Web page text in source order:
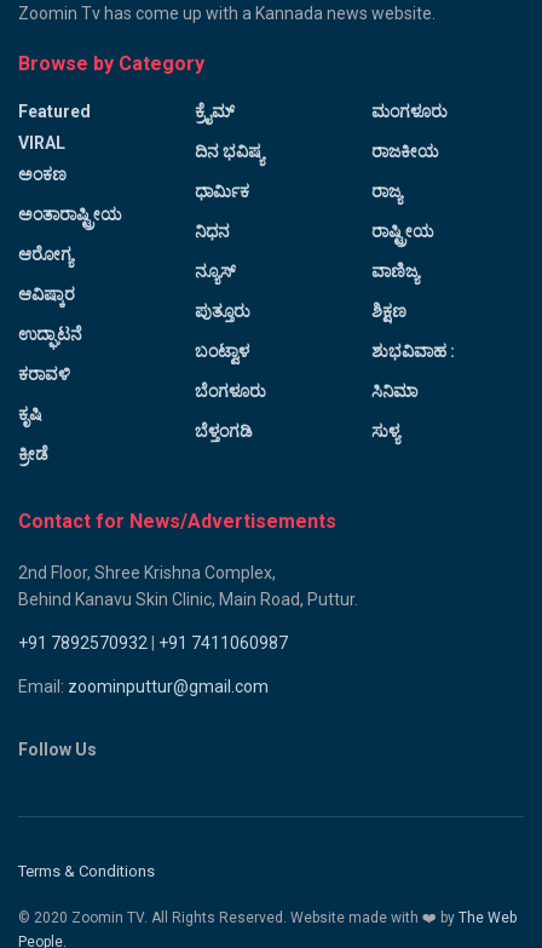
Zoomin Tv has come up with a Kannada news website.
Browse by Category
Featured
VIRAL
ಅಂಕಣ
ಅಂತಾರಾಷ್ಟ್ರೀಯ
ಆರೋಗ್ಯ
ಆವಿಷ್ಕಾರ
ಉದ್ಘಾಟನೆ
ಕರಾವಳಿ
ಕೃಷಿ
ಕ್ರೀಡೆ
ಕ್ರೈಮ್
ದಿನ ಭವಿಷ್ಯ
ಧಾರ್ಮಿಕ
ನಿಧನ
ನ್ಯೂಸ್
ಪುತ್ತೂರು
ಬಂಟ್ವಾಳ
ಬೆಂಗಳೂರು
ಬೆಳ್ತಂಗಡಿ
ಮಂಗಳೂರು
ರಾಜಕೀಯ
ರಾಜ್ಯ
ರಾಷ್ಟ್ರೀಯ
ವಾಣಿಜ್ಯ
ಶಿಕ್ಷಣ
ಶುಭವಿವಾಹ :
ಸಿನಿಮಾ
ಸುಳ್ಯ
Contact for News/Advertisements
2nd Floor, Shree Krishna Complex,
Behind Kanavu Skin Clinic, Main Road, Puttur.
+91 7892570932 +91 7411060987
Email: zoominputtur@gmail.com
Follow Us
Terms & Conditions
© 2020 Zoomin TV. All Rights Reserved. Website made with ❤️ by The Web
People.